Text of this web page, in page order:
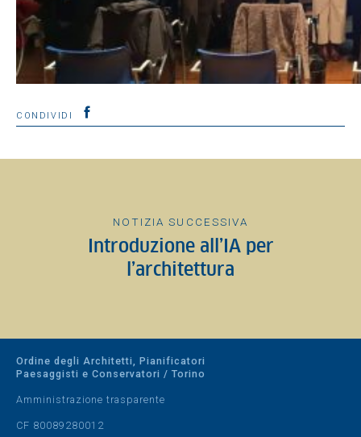
CONDIVIDI
NOTIZIA SUCCESSIVA
Introduzione all’IA per
l’architettura
Ordine degli Architetti, Pianificatori
Paesaggisti e Conservatori / Torino
Amministrazione trasparente
CF 80089280012